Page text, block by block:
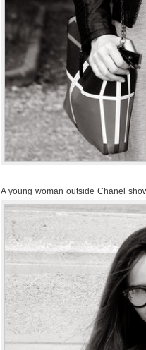
A young woman outside Chanel